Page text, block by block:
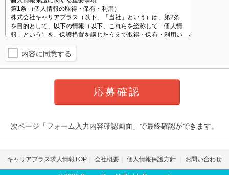
内容に同意する
次ページ「フォーム入力内容確認画面」で最終確認ができます。
キャリアプラス求人情報TOP 会社概要 個人情報保護方針 お問い合わせ